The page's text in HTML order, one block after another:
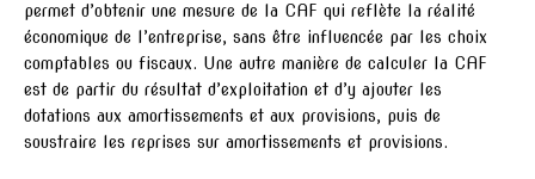
permet d’obtenir une mesure de la CAF qui reflète la réalité
économique de l’entreprise, sans être influencée par les choix
comptables ou fiscaux. Une autre manière de calculer la CAF
est de partir du résultat d’exploitation et d’y ajouter les
dotations aux amortissements et aux provisions, puis de
soustraire les reprises sur amortissements et provisions.